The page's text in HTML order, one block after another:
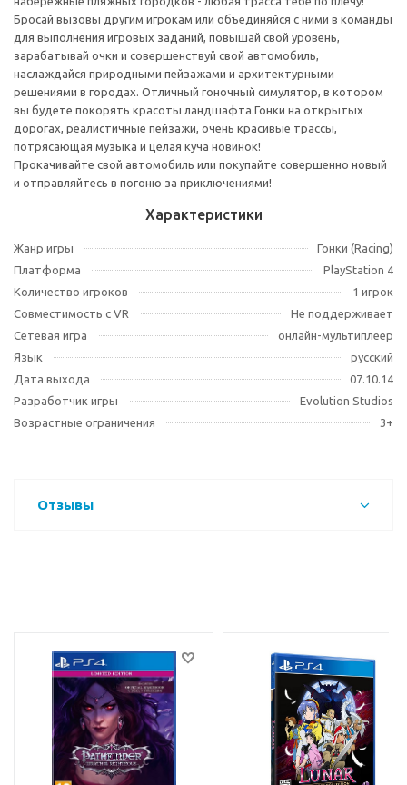
Бросай вызовы другим игрокам или объединяйся с ними в команды
для выполнения игровых заданий, повышай свой уровень,
зарабатывай очки и совершенствуй свой автомобиль,
наслаждайся природными пейзажами и архитектурными
решениями в городах. Отличный гоночный симулятор, в котором
вы будете покорять красоты ландшафта.Гонки на открытых
дорогах, реалистичные пейзажи, очень красивые трассы,
потрясающая музыка и целая куча новинок!
Прокачивайте свой автомобиль или покупайте совершенно новый
и отправляйтесь в погоню за приключениями!
Характеристики
Жанр игры
Гонки (Racing)
Платформа
PlayStation 4
Количество игроков
1 игрок
Совместимость с VR
Не поддерживает
Сетевая игра
онлайн-мультиплеер
Язык
русский
Дата выхода
07.10.14
Разработчик игры
Evolution Studios
Возрастные ограничения
3+
Отзывы